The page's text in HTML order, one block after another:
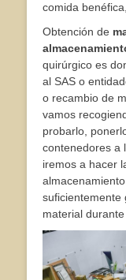
comida
Obtención de
quirúrgico es
al SAS o
o recambio de
vamos
probarlo,
contenedores a
iremos a hacer
suficientemente
material